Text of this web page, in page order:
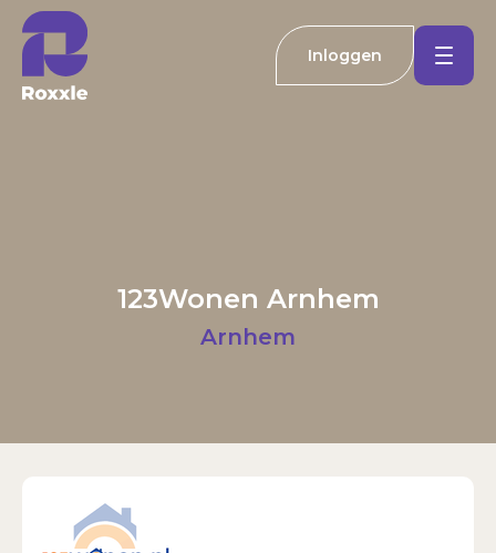
Inloggen
123Wonen Arnhem
Arnhem